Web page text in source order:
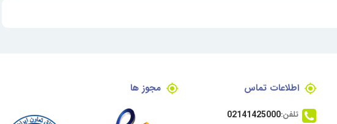
اطلاعات تماس
تلفن:02141425000
مجوز ها